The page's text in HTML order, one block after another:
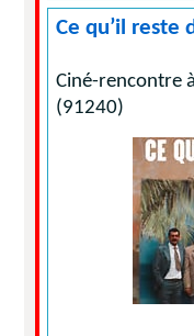
Ce qu’il reste
Ciné-rencontre
(91240)